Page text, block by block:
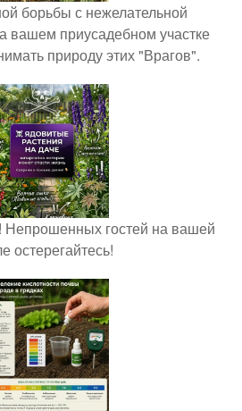
борьбы с нежелательной
вашем приусадебном участке
природу этих "Врагов".
Непрошенных гостей на вашей
остерегайтесь!